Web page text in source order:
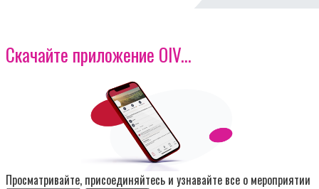
Скачайте приложение OIV...
Изображение
Просматривайте, присоединяйтесь и узнавайте все о мероприятии